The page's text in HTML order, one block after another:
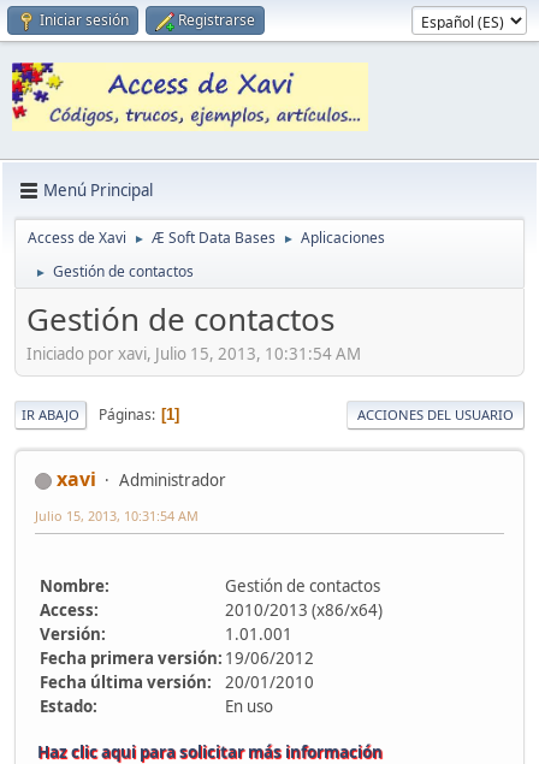
Iniciar sesión Registrarse
Menú Principal
Access de Xavi ► Æ Soft Data Bases ► Aplicaciones
► Gestión de contactos
Gestión de contactos
Iniciado por xavi, Julio 15, 2013, 10:31:54 AM
IR ABAJO Páginas 1 ACCIONES DEL USUARIO
xavi Administrador
Julio 15, 2013, 10:31:54 AM
Nombre:
Gestión de contactos
Access:
2010/2013 (x86/x64)
Versión:
1.01.001
Fecha primera versión: 19/06/2012
Fecha última versión:
20/01/2010
Estado:
En uso
Haz clic aqui para solicitar más información